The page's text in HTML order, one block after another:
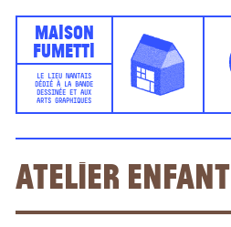
Maison
Fumetti
LE LIEU NANTAIS
DÉDIÉ À LA BANDE
DESSINÉE ET AUX
ARTS GRAPHIQUES
Atelier enfant